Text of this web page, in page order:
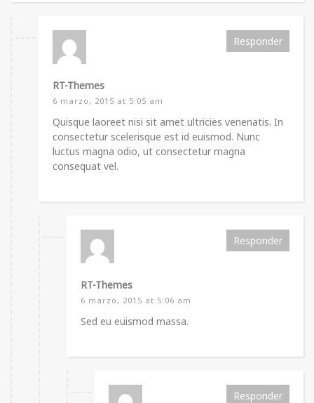
RT-Themes
6 marzo, 2015 at 5:05 am
Responder
Quisque laoreet nisi sit amet ultricies venenatis. In
consectetur scelerisque est id euismod. Nunc
luctus magna odio, ut consectetur magna
consequat vel.
RT-Themes
6 marzo, 2015 at 5:06 am
Responder
Sed eu euismod massa.
Responder